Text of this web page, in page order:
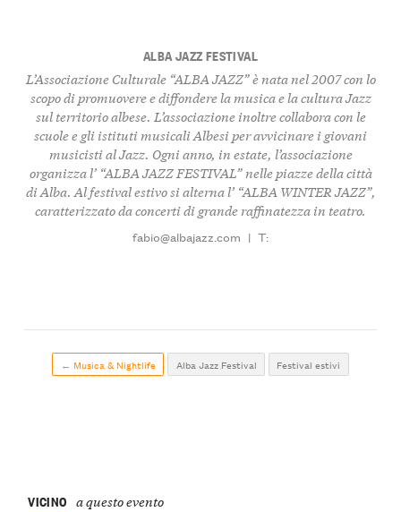
ALBA JAZZ FESTIVAL
L’Associazione Culturale “ALBA JAZZ” è nata nel 2007 con lo
scopo di promuovere e diffondere la musica e la cultura Jazz
sul territorio albese. L’associazione inoltre collabora con le
scuole e gli istituti musicali Albesi per avvicinare i giovani
musicisti al Jazz. Ogni anno, in estate, l’associazione
organizza l’ “ALBA JAZZ FESTIVAL” nelle piazze della città
di Alba. Al festival estivo si alterna l’ “ALBA WINTER JAZZ”,
caratterizzato da concerti di grande raffinatezza in teatro.
fabio@albajazz.com | T:
← Musica & Nightlife Alba Jazz Festival Festival estivi
VICINO a questo evento